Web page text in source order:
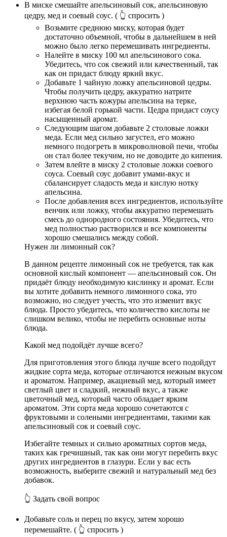
В миске смешайте апельсиновый сок, апельсиновую
цедру, мед и соевый соус. ( 👆 спросить )
Возьмите среднюю миску, которая будет
достаточно объемной, чтобы в дальнейшем в ней
можно было легко перемешивать ингредиенты.
Налейте в миску 100 мл апельсинового сока.
Убедитесь, что сок свежий или качественный, так
как он придаст блюду яркий вкус.
Добавьте 1 чайную ложку апельсиновой цедры.
Чтобы получить цедру, аккуратно натрите
верхнюю часть кожуры апельсина на терке,
избегая белой горькой части. Цедра придаст соусу
насыщенный аромат.
Следующим шагом добавьте 2 столовые ложки
меда. Если мед сильно загустел, его можно
немного подогреть в микроволновой печи, чтобы
он стал более текучим, но не доводите до кипения.
Затем влейте в миску 2 столовые ложки соевого
соуса. Соевый соус добавит умами-вкус и
сбалансирует сладость меда и кислую нотку
апельсина.
После добавления всех ингредиентов, используйте
венчик или ложку, чтобы аккуратно перемешать
смесь до однородного состояния. Убедитесь, что
мед полностью растворился и все компоненты
хорошо смешались между собой.
Нужен ли лимонный сок?
В данном рецепте лимонный сок не требуется, так как
основной кислый компонент — апельсиновый сок. Он
придаёт блюду необходимую кислинку и аромат. Если
вы хотите добавить немного лимонного сока, это
возможно, но следует учесть, что это изменит вкус
блюда. Просто убедитесь, что количество кислоты не
слишком велико, чтобы не перебить основные ноты
блюда.
Какой мед подойдёт лучше всего?
Для приготовления этого блюда лучше всего подойдут
жидкие сорта меда, которые отличаются нежным вкусом
и ароматом. Например, акациевый мед, который имеет
светлый цвет и сладкий, нежный вкус, а также
цветочный мед, который часто обладает ярким
ароматом. Эти сорта меда хорошо сочетаются с
фруктовыми и солеными ингредиентами, такими как
апельсиновый сок и соевый соус.
Избегайте темных и сильно ароматных сортов меда,
таких как гречишный, так как они могут перебить вкус
других ингредиентов в глазури. Если у вас есть
возможность, выберите свежий и натуральный мед без
добавок.
👆 Задать свой вопрос
Добавьте соль и перец по вкусу, затем хорошо
перемешайте. ( 👆 спросить )